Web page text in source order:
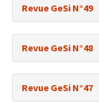
Revue GeSi N°49
Revue GeSi N°48
Revue GeSi N°47